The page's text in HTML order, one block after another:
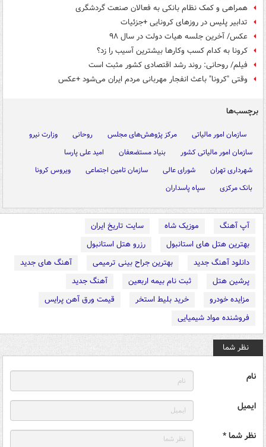
همراهی و کمک نظام بانکی به فعالان صنعت گردشگری
تدابیر پلیس در روزهای کرونایی +جزئیات
عکس/ آخرین جلسه هیات دولت در سال ۹۸
کرونا به کدام کسب وکارها بیشترین آسیب را زد؟
فیلم/ روحانی: روند رشد اقتصادی کشور مثبت است
وقتی "کرونا" باعث انفجار مهربانی مردم ایران می‌شود +عکس
برچسب‌ها
سازمان امور مالیاتی مرکز پژوهش‌های مجلس روحانی
وزارت نیرو
سازمان امور مالیاتی کشور
بنیاد مستضعفان
امید علی پارسا
شهرداری تهران
شورای عالی سازمان تامین اجتماعی
ویروس کرونا
بانک مرکزی
سپاه پاسداران
آپ آهنگ موزیک شاه
سایت تاریخ ایران
بهترین هتل های استانبول
رزرو هتل استانبول
دانلود آهنگ جدید
بهترین جراح بینی ترمیمی
آهنگ های جدید
پرشین هتل
ثبت نام بیمه اربعین
آهنگ جدید
مزایده خودرو
خرید بلیط استخر
قیمت ورق آهن پرایس
فروشنده مواد شیمیایی
نظر شما
نام
ایمیل
نظر شما *